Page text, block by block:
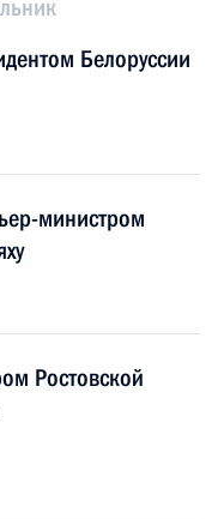
Белоруссии
министром
Ростовской